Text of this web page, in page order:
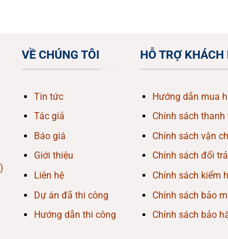
VỀ CHÚNG TÔI
Tin tức
Tác giả
Báo giá
Giới thiệu
Liên hệ
Dự án đã thi công
Hướng dẫn thi công
HỖ TRỢ KHÁCH
Hướng dẫn mua
Chính sách thanh
Chính sách vận
Chính sách đổi trả
Chính sách kiểm
Chính sách bảo
Chính sách bảo